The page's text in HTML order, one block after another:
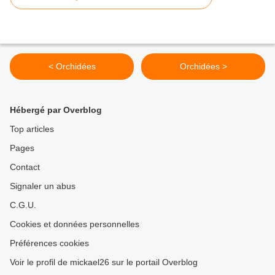
< Orchidées Orchidées >
Hébergé par Overblog
Top articles
Pages
Contact
Signaler un abus
C.G.U.
Cookies et données personnelles
Préférences cookies
Voir le profil de mickael26 sur le portail Overblog